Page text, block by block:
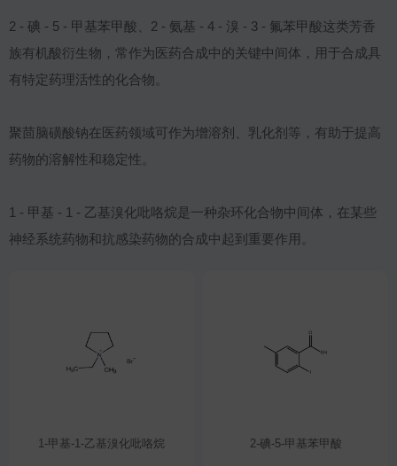
2 - 碘 - 5 - 甲基苯甲酸、2 - 氨基 - 4 - 溴 - 3 - 氟苯甲酸这类芳香
族有机酸衍生物，常作为医药合成中的关键中间体，用于合成具
有特定药理活性的化合物。
聚茴脑磺酸钠在医药领域可作为增溶剂、乳化剂等，有助于提高
药物的溶解性和稳定性。
1 - 甲基 - 1 - 乙基溴化吡咯烷是一种杂环化合物中间体，在某些
神经系统药物和抗感染药物的合成中起到重要作用。
1-甲基-1-乙基溴化吡咯烷 2-碘-5-甲基苯甲酸